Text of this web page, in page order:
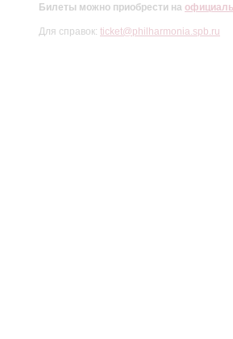
Билеты можно приобрести на
Для справок: ticket@philharmonia.spb.ru